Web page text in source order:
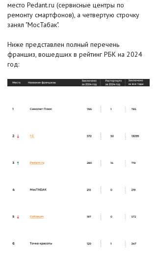
место Pedant.ru (сервисные центры по
ремонту смартфонов), а четвертую строчку
занял "МосТабак".
Ниже представлен полный перечень
франшиз, вошедших в рейтинг РБК на 2024
год: